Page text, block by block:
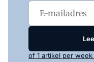
of 1 artikel per